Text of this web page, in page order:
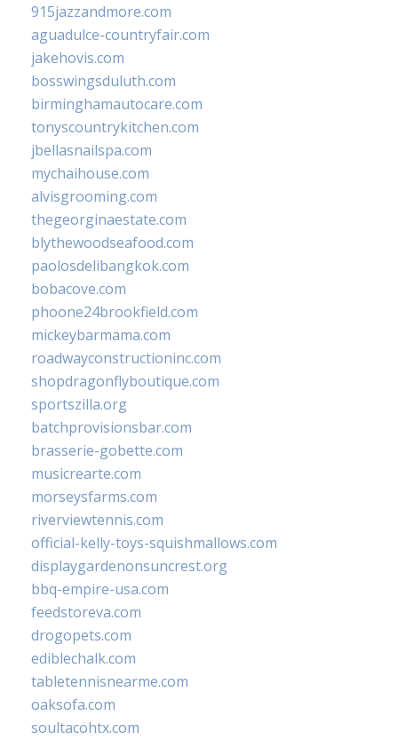
915jazzandmore.com
aguadulce-countryfair.com
jakehovis.com
bosswingsduluth.com
birminghamautocare.com
tonyscountrykitchen.com
jbellasnailspa.com
mychaihouse.com
alvisgrooming.com
thegeorginaestate.com
blythewoodseafood.com
paolosdelibangkok.com
bobacove.com
phoone24brookfield.com
mickeybarmama.com
roadwayconstructioninc.com
shopdragonflyboutique.com
sportszilla.org
batchprovisionsbar.com
brasserie-gobette.com
musicrearte.com
morseysfarms.com
riverviewtennis.com
official-kelly-toys-squishmallows.com
displaygardenonsuncrest.org
bbq-empire-usa.com
feedstoreva.com
drogopets.com
ediblechalk.com
tabletennisnearme.com
oaksofa.com
soultacohtx.com